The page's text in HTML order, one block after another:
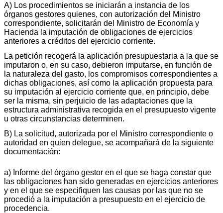
A) Los procedimientos se iniciarán a instancia de los
órganos gestores quienes, con autorización del Ministro
correspondiente, solicitarán del Ministro de Economía y
Hacienda la imputación de obligaciones de ejercicios
anteriores a créditos del ejercicio corriente.
La petición recogerá la aplicación presupuestaria a la que se
imputaron o, en su caso, debieron imputarse, en función de
la naturaleza del gasto, los compromisos correspondientes a
dichas obligaciones, así como la aplicación propuesta para
su imputación al ejercicio corriente que, en principio, debe
ser la misma, sin perjuicio de las adaptaciones que la
estructura administrativa recogida en el presupuesto vigente
u otras circunstancias determinen.
B) La solicitud, autorizada por el Ministro correspondiente o
autoridad en quien delegue, se acompañará de la siguiente
documentación:
a) Informe del órgano gestor en el que se haga constar que
las obligaciones han sido generadas en ejercicios anteriores
y en el que se especifiquen las causas por las que no se
procedió a la imputación a presupuesto en el ejercicio de
procedencia.